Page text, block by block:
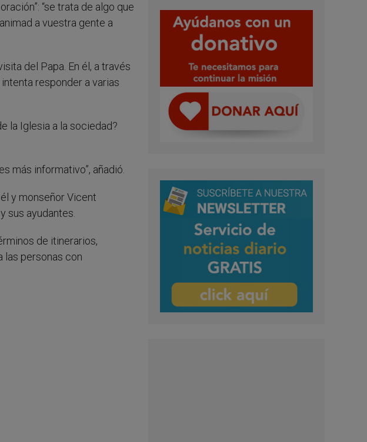
“se trata de algo que
a vuestra gente a
del Papa. En él, a través
responder a varias
la Iglesia a la sociedad?
más informativo”, añadió.
y monseñor Vicent
sus ayudantes.
de itinerarios,
las personas con